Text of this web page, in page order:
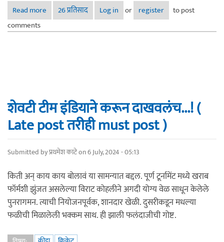
Read more about आठवणीतले क्रिकेट विश्वचषक - भाग १ - वर्ल्डकप १९९६
26 प्रतिसाद Log in or register
to post
comments
शेवटी टीम इंडियाने करून दाखवलंच...! (
Late post तरीही must post )
Submitted byप्रथमेश काटेon 6 July, 2024 - 05:13
किती अन् काय काय बोलावं या सामन्यात बद्दल. पूर्ण टूर्नामेंट मध्ये खराब
फॉर्मशी झुंजत असलेल्या विराट कोहलीने अगदी योग्य वेळ साधून केलेले
पुनरागमन. त्याची नियोजनपूर्वक, शानदार खेळी. दुसरीकडून मधल्या
फळीची मिळालेली भक्कम साथ. ही झाली फलंदाजीची गोष्ट.